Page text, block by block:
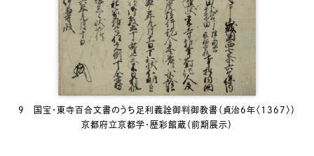
9 国宝・東寺百合文書のうち足利義詮御判御教書（貞治6年〈1367〉）
京都府立京都学・歴彩館蔵（前期展示）